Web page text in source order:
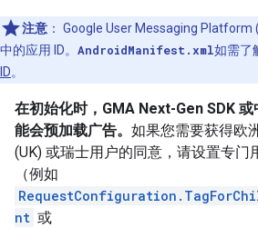
注意 ： Google User Messaging Platform
中的应用 ID。 AndroidManifest.xml如需了
ID。
在初始化时， GMA Next-Gen SDK 或
能会预加载广告。 如果您需要获得欧
(UK) 或瑞士用户的同意，请设置专门
（例如
nt 或